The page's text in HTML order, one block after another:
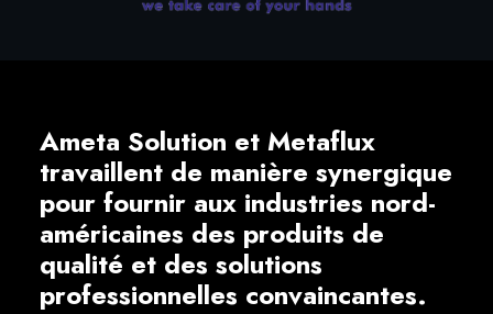
Ameta Solution et Metaflux
travaillent de manière synergique
pour fournir aux industries nord-
américaines des produits de
qualité et des solutions
professionnelles convaincantes.